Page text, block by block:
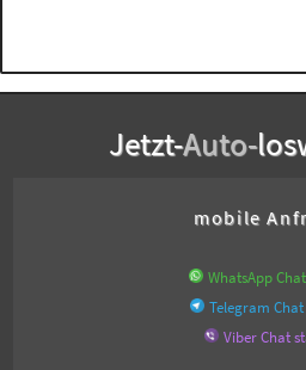
Jetzt-Auto-
mobile
WhatsApp
Telegram
Viber Chat